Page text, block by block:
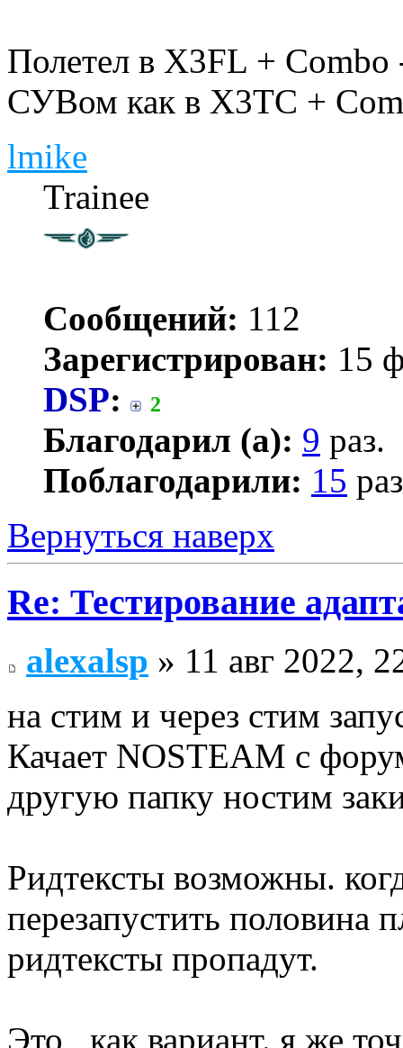
Полетел в X3FL + Combo
СУВом как в X3TC +
lmike
Trainee
Сообщений: 112
Зарегистрирован: 15
DSP: 2
Благодарил (а): 9 раз.
Поблагодарили: 15
Вернуться наверх
Re: Тестирование
alexalsp » 11 авг 2022,
на стим и через стим
Качает NOSTEAM с
другую папку ностим
Ридтексты возможны.
перезапустить половина
ридтексты пропадут.
Это , как вариант. я же